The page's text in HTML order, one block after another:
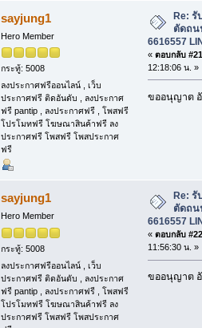
sayjung1
Hero Member
กระทู้: 5008
ลงประกาศฟรีออนไลน์ , เว็บ
ประกาศฟรี ติดอันดับ , ลงประกาศ
ฟรี pantip , ลงประกาศฟรี , โพสฟรี
โปรโมทฟรี โฆษณาสินค้าฟรี ลง
ประกาศฟรี โพสฟรี โพสประกาศ
ฟรี
Re: รั
ตัดถน
6616557
« ตอบกลับ
12:18:06 น. »
ขออนุญาต
sayjung1
Hero Member
กระทู้: 5008
ลงประกาศฟรีออนไลน์ , เว็บ
ประกาศฟรี ติดอันดับ , ลงประกาศ
ฟรี pantip , ลงประกาศฟรี , โพสฟรี
โปรโมทฟรี โฆษณาสินค้าฟรี ลง
ประกาศฟรี โพสฟรี โพสประกาศ
Re: รั
ตัดถน
6616557
« ตอบกลับ
11:56:30 น. »
ขออนุญาต